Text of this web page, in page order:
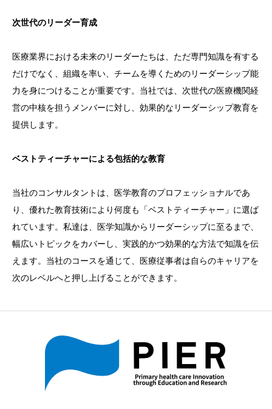
次世代のリーダー育成
医療業界における未来のリーダーたちは、ただ専門知識を有する
だけでなく、組織を率い、チームを導くためのリーダーシップ能
力を身につけることが重要です。当社では、次世代の医療機関経
営の中核を担うメンバーに対し、効果的なリーダーシップ教育を
提供します。
ベストティーチャーによる包括的な教育
当社のコンサルタントは、医学教育のプロフェッショナルであ
り、優れた教育技術により何度も「ベストティーチャー」に選ば
れています。私達は、医学知識からリーダーシップに至るまで、
幅広いトピックをカバーし、実践的かつ効果的な方法で知識を伝
えます。当社のコースを通じて、医療従事者は自らのキャリアを
次のレベルへと押し上げることができます。